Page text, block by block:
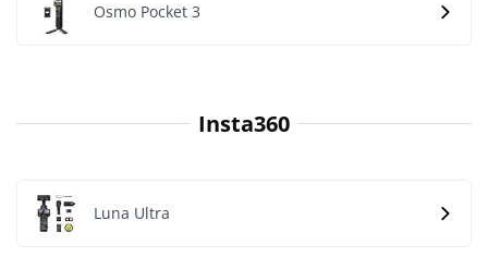
Osmo Pocket 3
Insta360
Luna Ultra